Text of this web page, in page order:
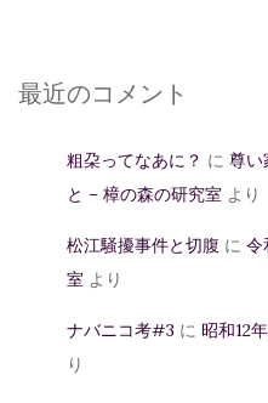
最近のコメント
粗朶ってなあに？ に 尊い
と – 樟の森の研究室 より
松江騒擾事件と切腹 に 令
室 より
ナバニコ考#3 に 昭和12
り